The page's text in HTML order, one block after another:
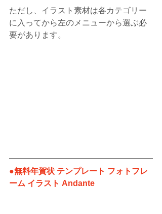
ただし、イラスト素材は各カテゴリー
に入ってから左のメニューから選ぶ必
要があります。
●無料年賀状 テンプレート フォトフレ
ーム イラスト Andante